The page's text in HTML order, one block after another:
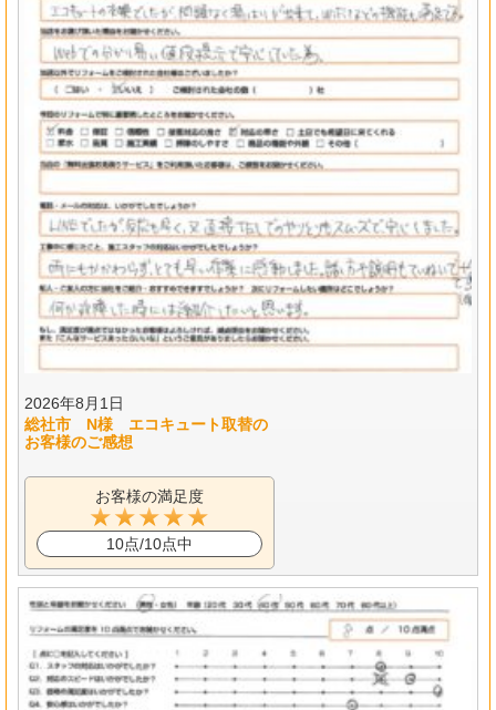
2026年8月1日
総社市 N様 エコキュート取替の
お客様のご感想
お客様の満足度
10点/10点中